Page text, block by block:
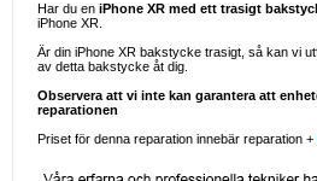
Har du en iPhone XR med ett trasigt
iPhone XR.
Är din iPhone XR bakstycke trasigt, så kan vi
av detta bakstycke åt dig.
Observera att vi inte kan garantera att
reparationen
Priset för denna reparation innebär reparation +